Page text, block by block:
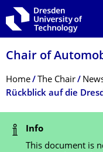
Skip to main navigation
Skip to search
Skip to content
Chair of
Breadcrumb Menu
Home The Chair
Status Message
Info
This document is